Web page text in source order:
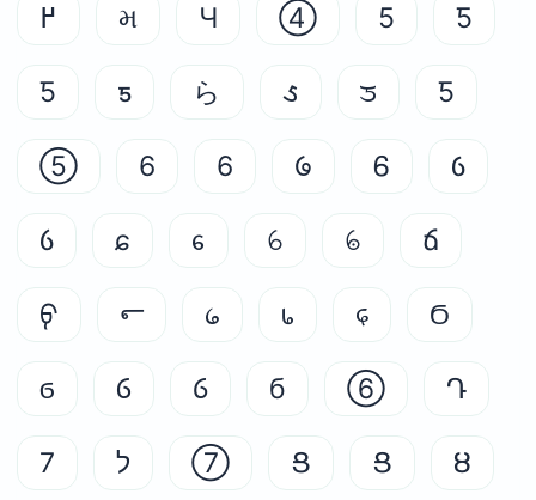
߂ મ Ч ④ 5 Ƽ
Ƽ ƽ ら ᱆ ᤍ Ƽ
⑤ 6 6 ᱙ Ꮾ Ỽ
ỽ ɕ ᧈ ꕃ ꕄ ճ
ᠹ ൳ ᥀ ᥇ ᥌ Ϭ
ϭ Ⳓ ⳓ б ⑥ Դ
7 ל ⑦ Ց Ց Ȣ